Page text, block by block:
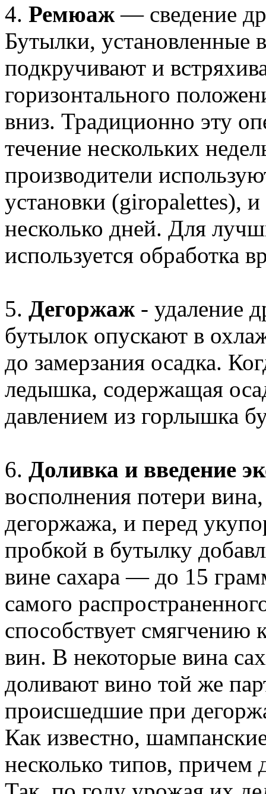
4. Ремюаж — сведение
Бутылки, установленные
подкручивают и
горизонтального
вниз. Традиционно эту
течение нескольких
производители
установки (giropalettes), и
несколько дней. Для
используется обработка
5. Дегоржаж - удаление
бутылок опускают в
до замерзания осадка.
ледышка, содержащая
давлением из горлышка
6. Доливка и введение
восполнения потери
дегоржажа, и перед
пробкой в бутылку
вине сахара — до 15
самого
способствует смягчению
вин. В некоторые вина
доливают вино той же
происшедшие при
Как известно,
несколько типов,